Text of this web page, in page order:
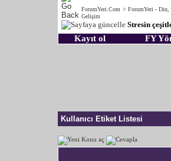
ForumYeri.Com > ForumYeri - Din,
Gelişim
Stresin
Kayıt ol FY
Kullanıcı Etiket Listesi